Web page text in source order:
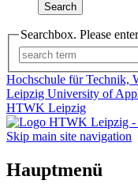
Search
Searchbox. Please
Hochschule für Technik,
Leipzig University of
HTWK Leipzig
Skip main site navigation
Hauptmenü